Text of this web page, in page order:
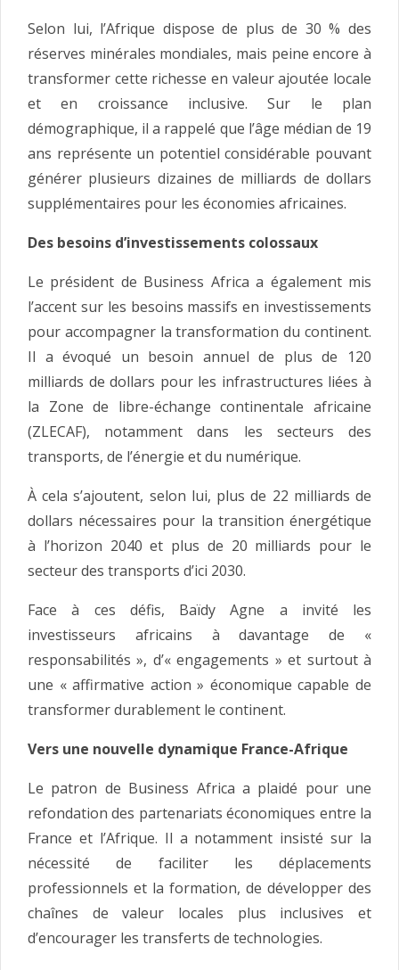
Selon lui, l’Afrique dispose de plus de 30 % des
réserves minérales mondiales, mais peine encore à
transformer cette richesse en valeur ajoutée locale
et en croissance inclusive. Sur le plan
démographique, il a rappelé que l’âge médian de 19
ans représente un potentiel considérable pouvant
générer plusieurs dizaines de milliards de dollars
supplémentaires pour les économies africaines.
Des besoins d’investissements colossaux
Le président de Business Africa a également mis
l’accent sur les besoins massifs en investissements
pour accompagner la transformation du continent.
Il a évoqué un besoin annuel de plus de 120
milliards de dollars pour les infrastructures liées à
la Zone de libre-échange continentale africaine
(ZLECAF), notamment dans les secteurs des
transports, de l’énergie et du numérique.
À cela s’ajoutent, selon lui, plus de 22 milliards de
dollars nécessaires pour la transition énergétique
à l’horizon 2040 et plus de 20 milliards pour le
secteur des transports d’ici 2030.
Face à ces défis, Baïdy Agne a invité les
investisseurs africains à davantage de «
responsabilités », d’« engagements » et surtout à
une « affirmative action » économique capable de
transformer durablement le continent.
Vers une nouvelle dynamique France-Afrique
Le patron de Business Africa a plaidé pour une
refondation des partenariats économiques entre la
France et l’Afrique. Il a notamment insisté sur la
nécessité de faciliter les déplacements
professionnels et la formation, de développer des
chaînes de valeur locales plus inclusives et
d’encourager les transferts de technologies.